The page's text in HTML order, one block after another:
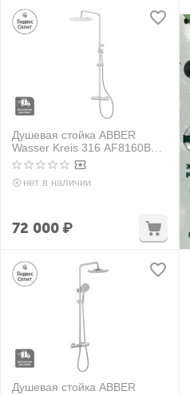
Душевая стойка ABBER
Wasser Kreis 316 AF8160BST
без излива, термостат,
брашированная сталь
нет в наличии
72 000₽
Душевая стойка ABBER